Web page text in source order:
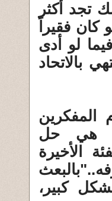
تجد أكثر
كان فقيراً
لو أدى
بالاتحاد
المفكرين
هي حل
الأخيرة
كبير،